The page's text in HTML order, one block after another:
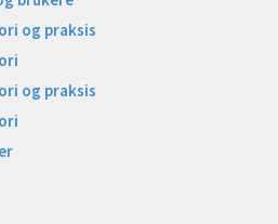
og praksis
og praksis